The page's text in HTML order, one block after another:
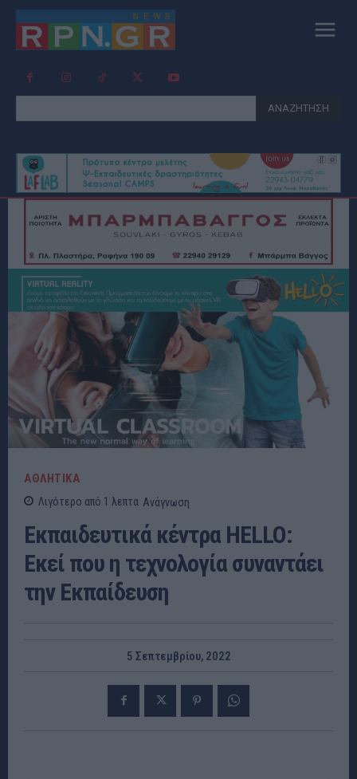
ΑΝΑΖΗΤΗΣΗ
ΑΘΛΗΤΙΚΑ
Λιγότερο από 1 λεπτα Ανάγνωση
Εκπαιδευτικά κέντρα HELLO:
Εκεί που η τεχνολογία συναντάει
την Εκπαίδευση
5 Σεπτεμβρίου, 2022